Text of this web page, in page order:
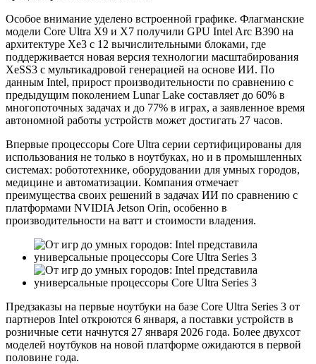
Особое внимание уделено встроенной графике. Флагманские
модели Core Ultra X9 и X7 получили GPU Intel Arc B390 на
архитектуре Xe3 с 12 вычислительными блоками, где
поддерживается новая версия технологии масштабирования
XeSS3 с мультикадровой генерацией на основе ИИ. По
данным Intel, прирост производительности по сравнению с
предыдущим поколением Lunar Lake составляет до 60% в
многопоточных задачах и до 77% в играх, а заявленное время
автономной работы устройств может достигать 27 часов.
Впервые процессоры Core Ultra серии сертифицированы для
использования не только в ноутбуках, но и в промышленных
системах: робототехнике, оборудовании для умных городов,
медицине и автоматизации. Компания отмечает
преимущества своих решений в задачах ИИ по сравнению с
платформами NVIDIA Jetson Orin, особенно в
производительности на ватт и стоимости владения.
Предзаказы на первые ноутбуки на базе Core Ultra Series 3 от
партнеров Intel откроются 6 января, а поставки устройств в
розничные сети начнутся 27 января 2026 года. Более двухсот
моделей ноутбуков на новой платформе ожидаются в первой
половине года.